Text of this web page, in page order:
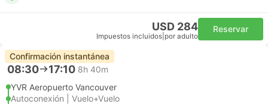
USD 284
Impuestos incluidos por adulto
Reservar
Confirmación instantánea
08:30 17:10 8h 40m
YVR Aeropuerto Vancouver
Autoconexión | Vuelo+Vuelo